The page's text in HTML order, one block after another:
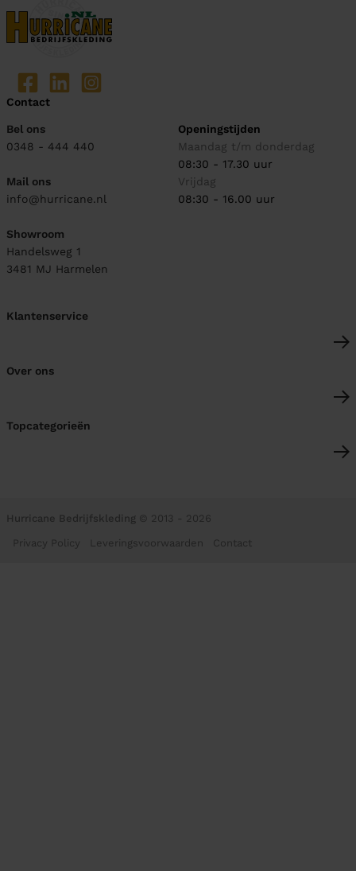
Contact
Bel ons
0348 - 444 440
Mail ons
info@hurricane.nl
Showroom
Handelsweg 1
3481 MJ Harmelen
Openingstijden
Maandag t/m donderdag
08:30 - 17.30 uur
Vrijdag
08:30 - 16.00 uur
Klantenservice
Over ons
Topcategorieën
Hurricane Bedrijfskleding © 2013 - 2026
Privacy Policy Leveringsvoorwaarden Contact